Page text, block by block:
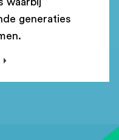
generaties